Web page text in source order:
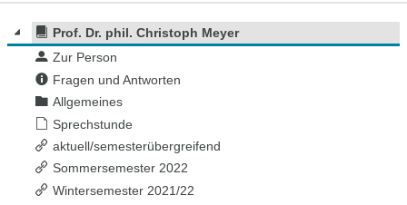
Prof. Dr. phil. Christoph Meyer
Zur Person
Fragen und Antworten
Allgemeines
Sprechstunde
aktuell/semesterübergreifend
Sommersemester 2022
Wintersemester 2021/22